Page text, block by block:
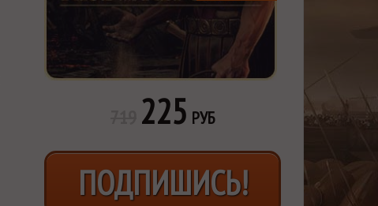
225 РУБ
ПОДПИШИСЬ!